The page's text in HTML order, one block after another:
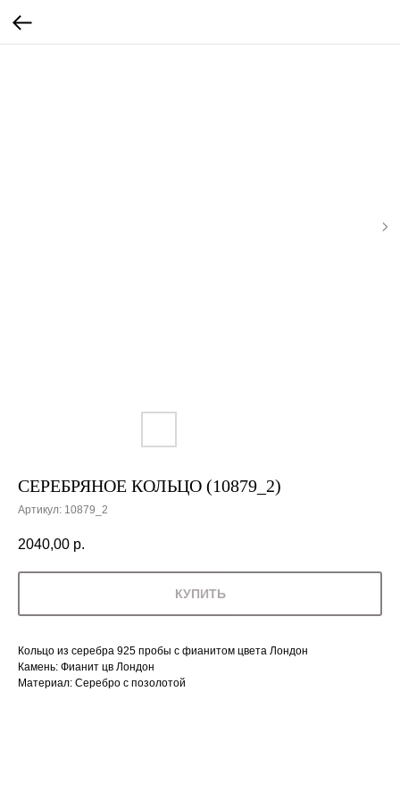
СЕРЕБРЯНОЕ КОЛЬЦО (10879_2)
Артикул: 10879_2
2040,00 р.
КУПИТЬ
Кольцо из серебра 925 пробы с фианитом цвета Лондон
Камень: Фианит цв Лондон
Материал: Серебро с позолотой